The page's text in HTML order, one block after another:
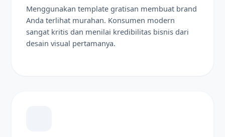
Menggunakan template gratisan membuat brand
Anda terlihat murahan. Konsumen modern
sangat kritis dan menilai kredibilitas bisnis dari
desain visual pertamanya.